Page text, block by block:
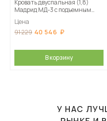
Кровать двуспальная (1,8)
Мадрид МД-3 с подъемным
Цена
91 229 40 546
В корзину
У НАС